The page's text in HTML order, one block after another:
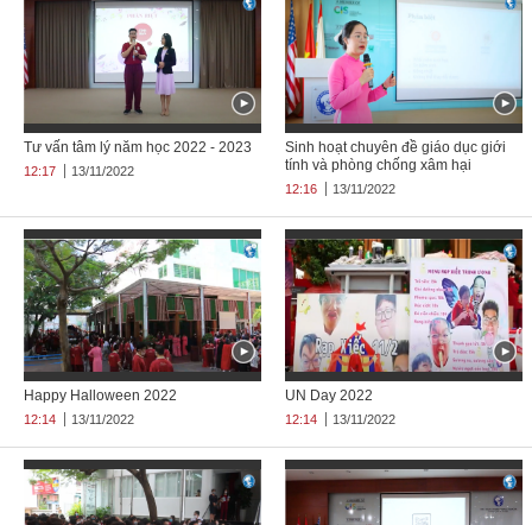
Tư vấn tâm lý năm học 2022 - 2023
12:17 13/11/2022
Sinh hoạt chuyên đề giáo dục giới
tính và phòng chống xâm hại
12:16 13/11/2022
Happy Halloween 2022
12:14 13/11/2022
UN Day 2022
12:14 13/11/2022